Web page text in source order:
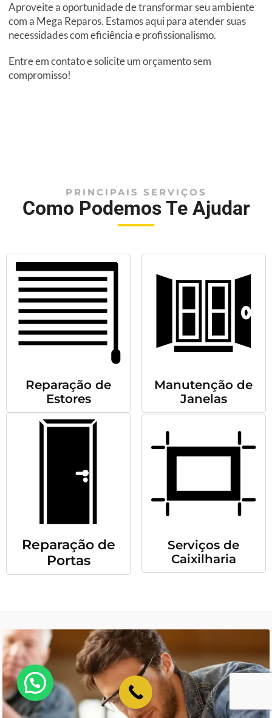
Aproveite a oportunidade de transformar seu ambiente
com a Mega Reparos. Estamos aqui para atender suas
necessidades com eficiência e profissionalismo.
Entre em contato e solicite um orçamento sem
compromisso!
PRINCIPAIS SERVIÇOS
Como Podemos Te Ajudar
Reparação de
Estores
Manutenção de
Janelas
Reparação de
Portas
Serviços de
Caixilharia
💬 Como podemos ajudar?